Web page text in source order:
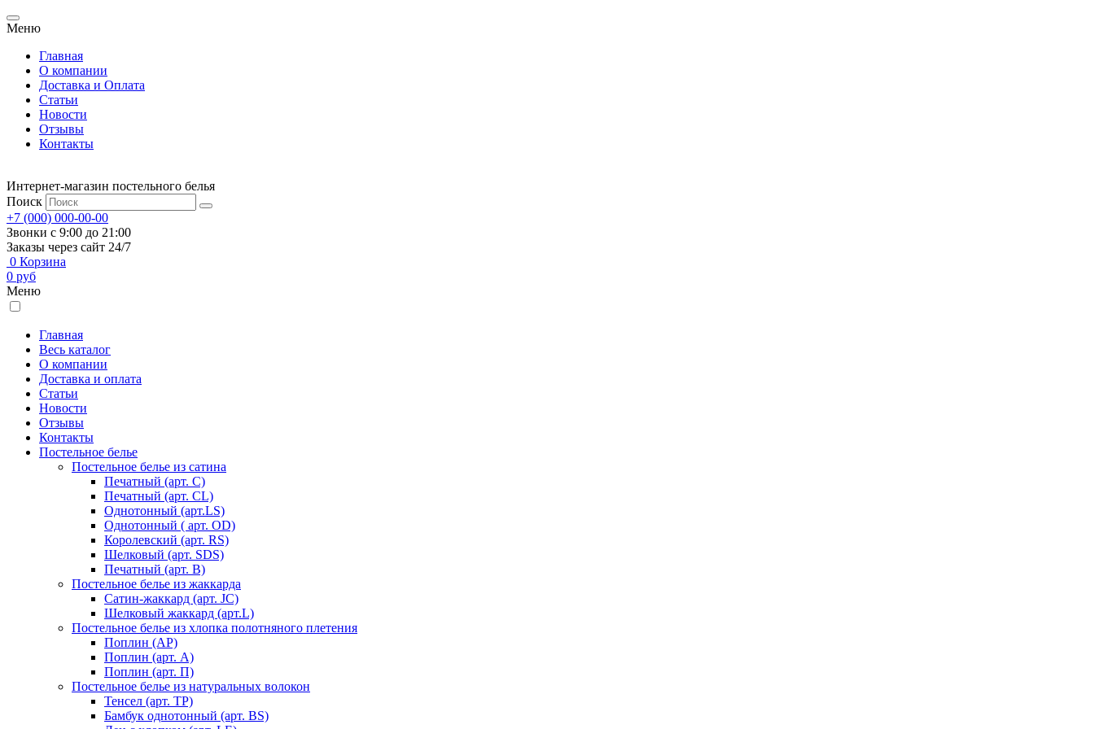
Меню
Главная
О компании
Доставка и Оплата
Статьи
Новости
Отзывы
Контакты
Интернет-магазин постельного белья
Поиск
+7 (000) 000-00-00
Звонки с 9:00 до 21:00
Заказы через сайт 24/7
0 Корзина
0 руб
Меню
Главная
Весь каталог
О компании
Доставка и оплата
Статьи
Новости
Отзывы
Контакты
Постельное белье
Постельное белье из сатина
Печатный (арт. С)
Печатный (арт. СL)
Однотонный (арт.LS)
Однотонный ( арт. OD)
Королевский (арт. RS)
Шелковый (арт. SDS)
Печатный (арт. В)
Постельное белье из жаккарда
Сатин-жаккард (арт. JC)
Шелковый жаккард (арт.L)
Постельное белье из хлопка полотняного плетения
Поплин (AP)
Поплин (арт. А)
Поплин (арт. П)
Постельное белье из натуральных волокон
Тенсел (арт. ТР)
Бамбук однотонный (арт. BS)